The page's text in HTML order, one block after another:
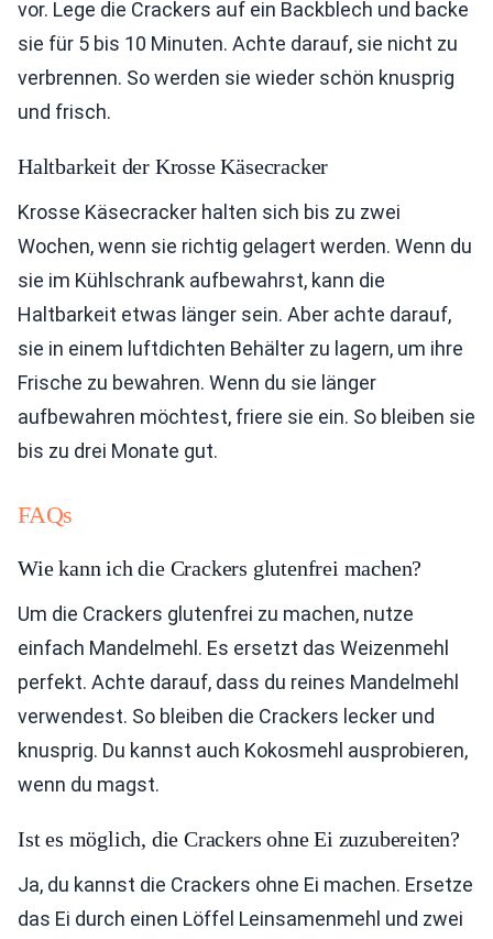
vor. Lege die Crackers auf ein Backblech und backe
sie für 5 bis 10 Minuten. Achte darauf, sie nicht zu
verbrennen. So werden sie wieder schön knusprig
und frisch.
Haltbarkeit der Krosse Käsecracker
Krosse Käsecracker halten sich bis zu zwei
Wochen, wenn sie richtig gelagert werden. Wenn du
sie im Kühlschrank aufbewahrst, kann die
Haltbarkeit etwas länger sein. Aber achte darauf,
sie in einem luftdichten Behälter zu lagern, um ihre
Frische zu bewahren. Wenn du sie länger
aufbewahren möchtest, friere sie ein. So bleiben sie
bis zu drei Monate gut.
FAQs
Wie kann ich die Crackers glutenfrei machen?
Um die Crackers glutenfrei zu machen, nutze
einfach Mandelmehl. Es ersetzt das Weizenmehl
perfekt. Achte darauf, dass du reines Mandelmehl
verwendest. So bleiben die Crackers lecker und
knusprig. Du kannst auch Kokosmehl ausprobieren,
wenn du magst.
Ist es möglich, die Crackers ohne Ei zuzubereiten?
Ja, du kannst die Crackers ohne Ei machen. Ersetze
das Ei durch einen Löffel Leinsamenmehl und zwei